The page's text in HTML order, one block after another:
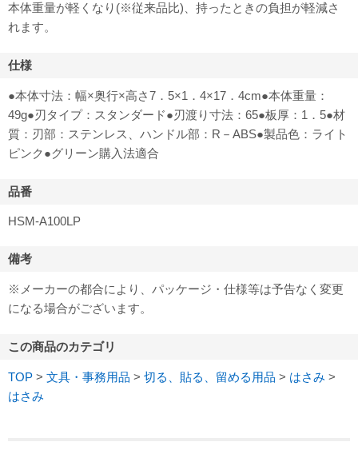
本体重量が軽くなり(※従来品比)、持ったときの負担が軽減さ
れます。
仕様
●本体寸法：幅×奥行×高さ7．5×1．4×17．4cm●本体重量：
49g●刃タイプ：スタンダード●刃渡り寸法：65●板厚：1．5●材
質：刃部：ステンレス、ハンドル部：R－ABS●製品色：ライト
ピンク●グリーン購入法適合
品番
HSM-A100LP
備考
※メーカーの都合により、パッケージ・仕様等は予告なく変更
になる場合がございます。
この商品のカテゴリ
TOP > 文具・事務用品 > 切る、貼る、留める用品 > はさみ >
はさみ